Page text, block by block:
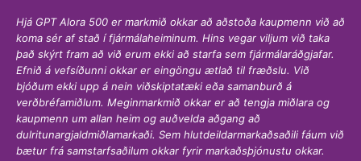
Hjá GPT Alora 500 er markmið okkar að aðstoða kaupmenn við að
koma sér af stað í fjármálaheiminum. Hins vegar viljum við taka
það skýrt fram að við erum ekki að starfa sem fjármálaráðgjafar.
Efnið á vefsíðunni okkar er eingöngu ætlað til fræðslu. Við
bjóðum ekki upp á nein viðskiptatæki eða samanburð á
verðbréfamiðlum. Meginmarkmið okkar er að tengja miðlara og
kaupmenn um allan heim og auðvelda aðgang að
dulritunargjaldmiðlamarkaði. Sem hlutdeildarmarkaðsaðili fáum við
bætur frá samstarfsaðilum okkar fyrir markaðsþjónustu okkar.